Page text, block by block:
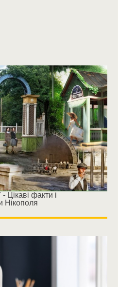
Цікаві факти і
Нікополя